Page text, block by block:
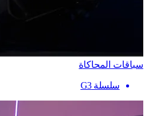
سباقات المحاكاة
سلسلة G3